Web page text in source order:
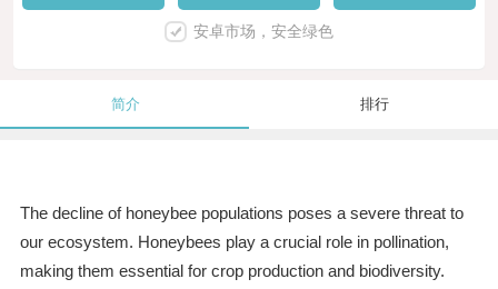
安卓市场，安全绿色
简介 排行
The decline of honeybee populations poses a severe threat to
our ecosystem. Honeybees play a crucial role in pollination,
making them essential for crop production and biodiversity.